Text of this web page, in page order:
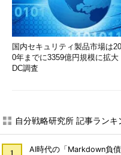
国内セキュリティ製品市場は
0年までに3359億円規模に拡
DC調査
自分戦略研究所 記事ランキ
AI時代の「Markdown負